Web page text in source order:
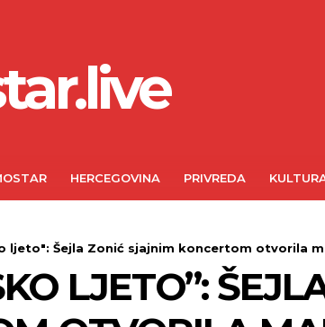
HERCEGOVINA PRIVREDA
ljeto": Šejla Zonić sjajnim koncertom otvorila
LJETO”: